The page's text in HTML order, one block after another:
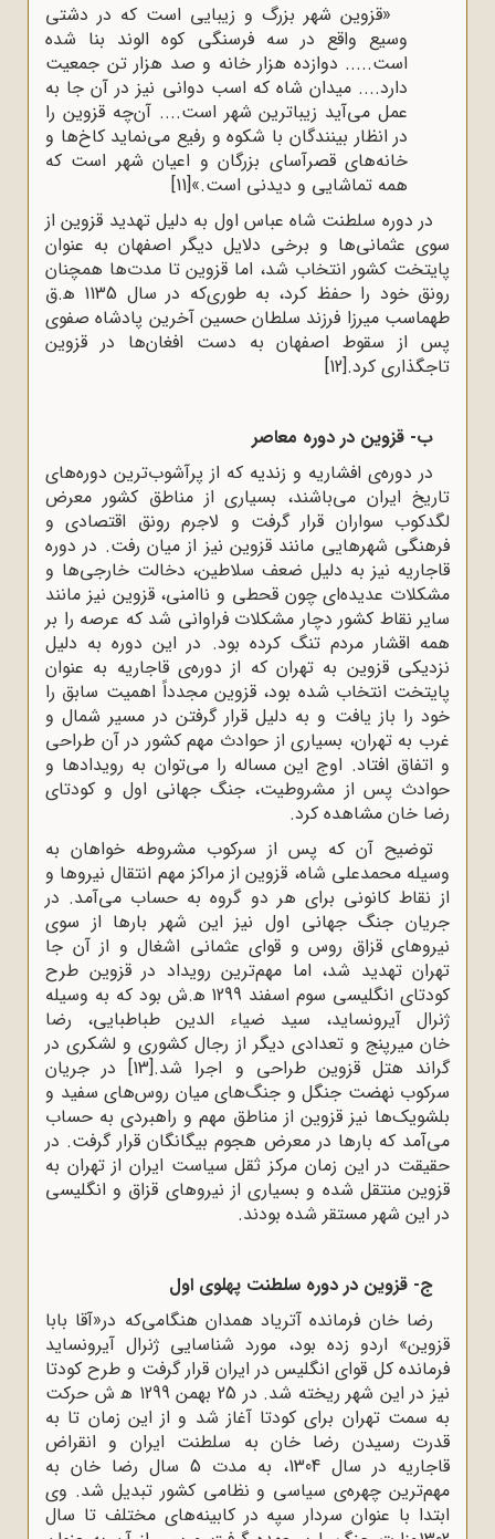
«قزوین شهر بزرگ و زیبایی است که در دشتی
وسیع واقع در سه فرسنگی کوه الوند بنا شده
است..... دوازده هزار خانه و صد هزار تن جمعیت
دارد.... میدان شاه که اسب ‌دوانی نیز در آن جا به
عمل می‌آید زیباترین شهر است.... آن‌چه قزوین را
در انظار بینندگان با شکوه و رفیع می‌نماید کاخ‌ها و
خانه‌های قصرآسای بزرگان و اعیان شهر است که
همه تماشایی و دیدنی است.»[11]
در دوره سلطنت شاه عباس اول به دلیل تهدید قزوین از
سوی عثمانی‌ها و برخی دلایل دیگر اصفهان به عنوان
پایتخت کشور انتخاب شد، اما قزوین تا مدت‌ها همچنان
رونق خود را حفظ کرد، به طوری‌که در سال 1135 ﻫ.ق
طهماسب میرزا فرزند سلطان حسین آخرین پادشاه صفوی
پس از سقوط اصفهان به دست افغان‌ها در قزوین
تاجگذاری کرد.[12]
ب- قزوین در دوره معاصر
در دوره‌ی افشاریه و زندیه که از پرآشوب‌ترین دوره‌های
تاریخ ایران می‌باشند، بسیاری از مناطق کشور معرض
لگدکوب سواران قرار گرفت و لاجرم رونق اقتصادی و
فرهنگی شهرهایی مانند قزوین نیز از میان رفت. در دوره
قاجاریه نیز به دلیل ضعف سلاطین، دخالت خارجی‌ها و
مشکلات عدیده‌ای چون قحطی و ناامنی، قزوین نیز مانند
سایر نقاط کشور دچار مشکلات فراوانی شد که عرصه را بر
همه اقشار مردم تنگ کرده بود. در این دوره به دلیل
نزدیکی قزوین به تهران که از دوره‌ی قاجاریه به عنوان
پایتخت انتخاب شده بود، قزوین مجدداً اهمیت سابق را
خود را باز یافت و به دلیل قرار گرفتن در مسیر شمال و
غرب به تهران، بسیاری از حوادث مهم کشور در آن طراحی
و اتفاق افتاد. اوج این مساله را می‌توان به رویدادها و
حوادث پس از مشروطیت، جنگ جهانی اول و کودتای
رضا خان مشاهده کرد.
توضیح آن که پس از سرکوب مشروطه‌ خواهان به
وسیله محمدعلی شاه، قزوین از مراکز مهم انتقال نیروها و
از نقاط کانونی برای هر دو گروه به حساب می‌آمد. در
جریان جنگ جهانی اول نیز این شهر بارها از سوی
نیروهای قزاق روس و قوای عثمانی‌ اشغال و از آن جا
تهران تهدید شد، اما مهم‌ترین رویداد در قزوین طرح
کودتای انگلیسی سوم اسفند 1299 ﻫ.ش بود که به وسیله
ژنرال آیرونساید، سید ضیاء الدین طباطبایی، رضا
خان میرپنج و تعدادی دیگر از رجال کشوری و لشکری در
گراند هتل قزوین طراحی و اجرا شد.[13]در جریان
سرکوب نهضت جنگل و جنگ‌های میان روس‌های سفید و
بلشویک‌ها نیز قزوین از مناطق مهم و راهبردی به حساب
می‌آمد که بارها در معرض هجوم بیگانگان قرار گرفت. در
حقیقت در این زمان مرکز ثقل سیاست ایران از تهران به
قزوین منتقل شده و بسیاری از نیروهای قزاق و انگلیسی
در این شهر مستقر شده بودند.
ج- قزوین در دوره سلطنت پهلوی اول
رضا خان فرمانده آتریاد همدان هنگامی‌که در«آقا بابا
قزوین» اردو زده بود، مورد شناسایی ژنرال آیرونساید
فرمانده کل قوای انگلیس در ایران قرار گرفت و طرح کودتا
نیز در این شهر ریخته شد. در 25 بهمن 1299 ﻫ ش حرکت
به سمت تهران برای کودتا آغاز شد و از این زمان تا به
قدرت رسیدن رضا خان به سلطنت ایران و انقراض
قاجاریه در سال 1304، به مدت 5 سال رضا خان به
مهم‌ترین چهره‌ی سیاسی و نظامی کشور تبدیل شد. وی
ابتدا با عنوان سردار سپه در کابینه‌های مختلف تا سال